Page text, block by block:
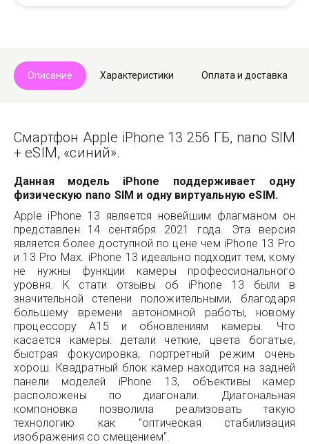
Описание Характеристики Оплата и доставка
Смартфон Apple iPhone 13 256 ГБ, nano SIM
+ eSIM, «синий».
Данная модель iPhone поддерживает одну
физическую nano SIM и одну виртуальную eSIM.
Apple iPhone 13 является новейшим флагманом он
представлен 14 сентября 2021 года. Эта версия
является более доступной по цене чем iPhone 13 Pro
и 13 Pro Max. iPhone 13 идеально подходит тем, кому
не нужны функции камеры профессионального
уровня. К стати отзывы об iPhone 13 были в
значительной степени положительными, благодаря
большему времени автономной работы, новому
процессору A15 и обновлениям камеры. Что
касается камеры: детали четкие, цвета богатые,
быстрая фокусировка, портретный режим очень
хорош. Квадратный блок камер находится на задней
панели моделей iPhone 13, объективы камер
расположены по диагонали. Диагональная
компоновка позволила реализовать такую
технологию как "оптическая стабилизация
изображения со смещением".